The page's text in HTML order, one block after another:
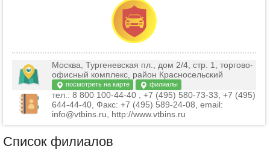
Москва, Тургеневская пл., дом 2/4, стр. 1, торгово-
офисный комплекс, район Красносельский
посмотреть на карте филиалы
тел.: 8 800 100-44-40 , +7 (495) 580-73-33, +7 (495)
644-44-40, Факс: +7 (495) 589-24-08, email:
info@vtbins.ru, http://www.vtbins.ru
Список филиалов